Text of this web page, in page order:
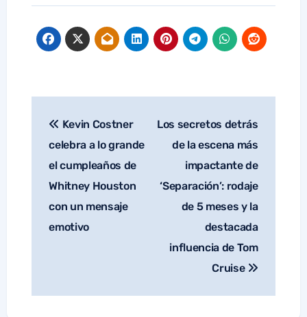
Navegación
Kevin Costner
celebra a lo grande
el cumpleaños de
Whitney Houston
con un mensaje
emotivo
Los secretos detrás
de la escena más
impactante de
‘Separación’: rodaje
de 5 meses y la
destacada
influencia de Tom
Cruise